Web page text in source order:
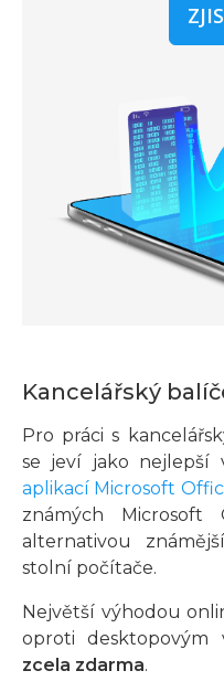
Kancelářský
Pro práci s
se jeví jako nejlepší
aplikací Microsoft
známých
alternativou
stolní počítače.
Největší výhodou
oproti desktopovým
zcela zdarma.